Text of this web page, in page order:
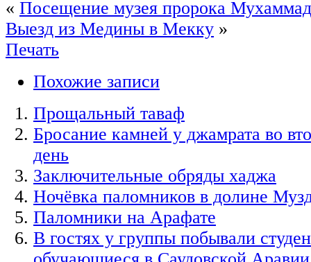
« Посещение музея пророка
Выезд из Медины в Мекку »
Печать
Похожие записи
Прощальный таваф
Бросание камней у джамрата во
день
Заключительные обряды хаджа
Ночёвка паломников в долине
Паломники на Арафате
В гостях у группы побывали